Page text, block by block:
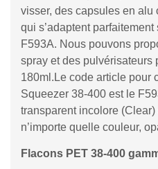
visser, des capsules en
qui s’adaptent
F593A. Nous pouvons
spray et des pulvérisateurs
180ml.Le code article pour
Squeezer 38-400 est le
transparent incolore
n’importe quelle couleur,
Flacons PET 38-400